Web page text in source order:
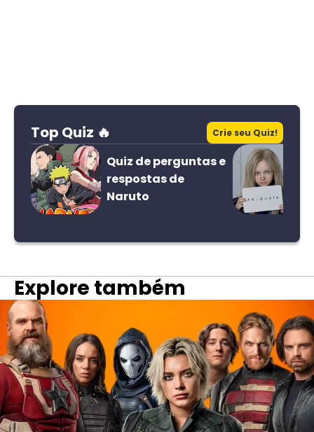
Top Quiz 🔥 Crie seu Quiz!
Quiz de perguntas e
respostas de
Naruto
Explore também